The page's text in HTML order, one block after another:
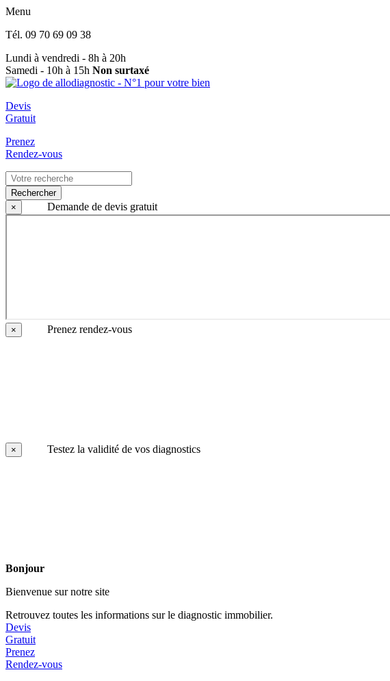
Menu
Tél. 09 70 69 09 38
Lundi à vendredi - 8h à 20h
Samedi - 10h à 15h Non surtaxé
Devis
Gratuit
Prenez
Rendez-vous
Rechercher
×
Demande de devis gratuit
× Prenez rendez-vous
× Testez la validité de vos diagnostics
Bonjour
Bienvenue sur notre site
Retrouvez toutes les informations sur le diagnostic immobilier.
Devis
Gratuit
Prenez
Rendez-vous